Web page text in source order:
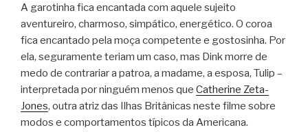
A garotinha fica encantada com aquele sujeito
aventureiro, charmoso, simpático, energético. O coroa
fica encantado pela moça competente e gostosinha. Por
ela, seguramente teriam um caso, mas Dink morre de
medo de contrariar a patroa, a madame, a esposa, Tulip –
interpretada por ninguém menos que Catherine Zeta-
Jones, outra atriz das Ilhas Britânicas neste filme sobre
modos e comportamentos típicos da Americana.